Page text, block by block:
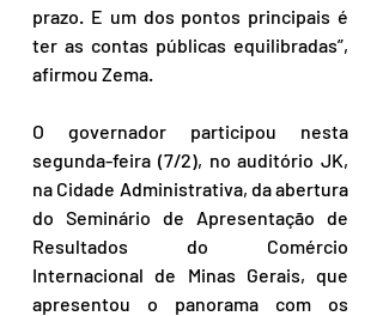
prazo. E um dos pontos principais é
ter as contas públicas equilibradas”,
afirmou Zema.
O governador participou nesta
segunda-feira (7/2), no auditório JK,
na Cidade Administrativa, da abertura
do Seminário de Apresentação de
Resultados do Comércio
Internacional de Minas Gerais, que
apresentou o panorama com os